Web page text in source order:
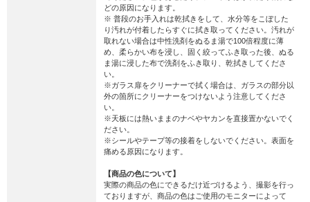
どの原因になります。
※ 普段のお手入れは乾拭きをして、水分等をこぼした
り汚れが付着したらすぐに拭き取ってください。汚れが
取れない場合は中性洗剤をぬるま湯で100倍程度に薄
め、柔らかい布を浸し、固く絞ってふき取った後、ぬる
ま湯に浸した布で洗剤をふき取り、乾拭きしてくださ
い。
※ガラス扉をクリーナーで拭く場合は、ガラスの部分以
外の箇所にクリーナーをつけないよう注意してくださ
い。
※天板には熱いままのナベやヤカンを直接置かないでく
ださい。
※シールやテープ等の接着をしないでください。表面を
痛める原因になります。
【商品の色について】
実際の商品の色にできるだけ近づけるよう、撮影を行っ
ておりますが、商品の色はご使用のモニターによって